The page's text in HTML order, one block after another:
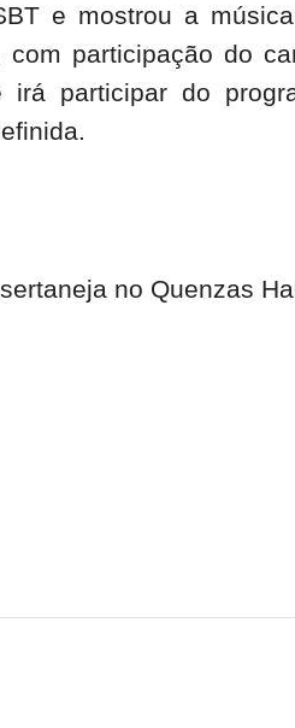
e mostrou a
com participação do
irá participar do
no Quenzas